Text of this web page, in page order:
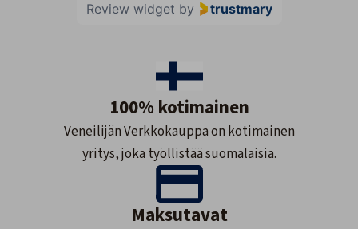
Review widget by trustmary
100% kotimainen
Veneilijän Verkkokauppa on kotimainen
yritys, joka työllistää suomalaisia.
Maksutavat